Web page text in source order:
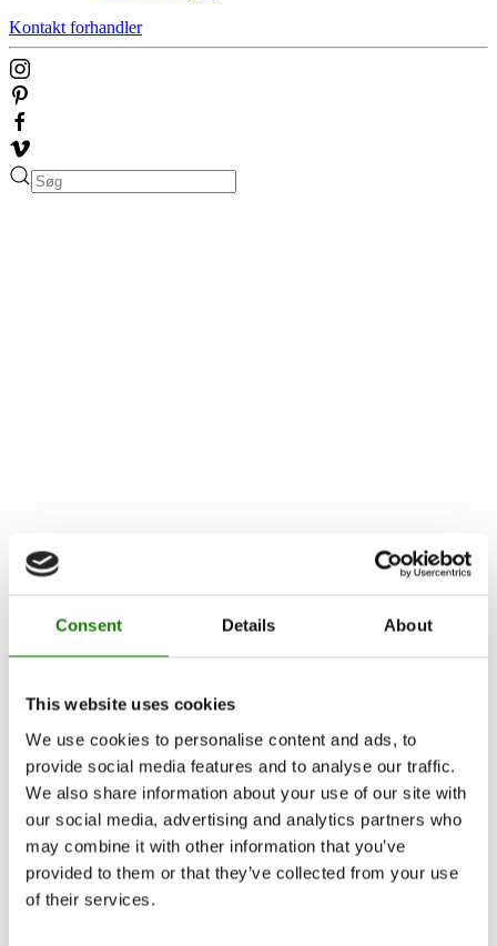
Consent Details About
This website uses cookies
We use cookies to personalise content and ads, to
provide social media features and to analyse our traffic.
We also share information about your use of our site with
our social media, advertising and analytics partners who
may combine it with other information that you’ve
provided to them or that they’ve collected from your use
of their services.
Kontakt forhandler